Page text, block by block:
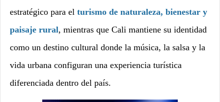
estratégico para el turismo de naturaleza, bienestar y
paisaje rural, mientras que Cali mantiene su identidad
como un destino cultural donde la música, la salsa y la
vida urbana configuran una experiencia turística
diferenciada dentro del país.